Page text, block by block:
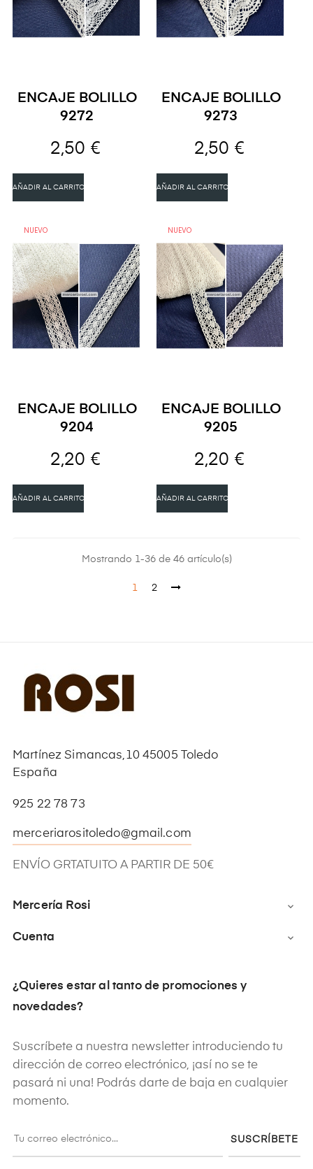
ENCAJE BOLILLO
9272
2,50 €
AÑADIR AL CARRITO
ENCAJE BOLILLO
9273
2,50 €
AÑADIR AL CARRITO
NUEVO
ENCAJE BOLILLO
9204
2,20 €
AÑADIR AL CARRITO
NUEVO
ENCAJE BOLILLO
9205
2,20 €
AÑADIR AL CARRITO
Mostrando 1-36 de 46 artículo(s)
1 2
Martínez Simancas,10 45005 Toledo
España
925 22 78 73
merceriarositoledo@gmail.com
ENVÍO GRTATUITO A PARTIR DE 50€
Mercería Rosi 
Cuenta 
¿Quieres estar al tanto de promociones y
novedades?
Suscríbete a nuestra newsletter introduciendo tu
dirección de correo electrónico, ¡así no se te
pasará ni una! Podrás darte de baja en cualquier
momento.
SUSCRÍBETE